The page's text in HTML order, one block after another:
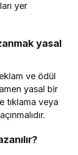
yer
yasal
ve ödül
yasal bir
tıklama veya